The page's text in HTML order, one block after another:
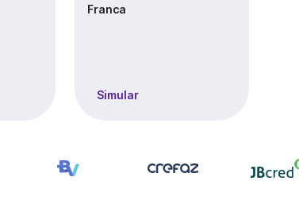
Franca
Simular